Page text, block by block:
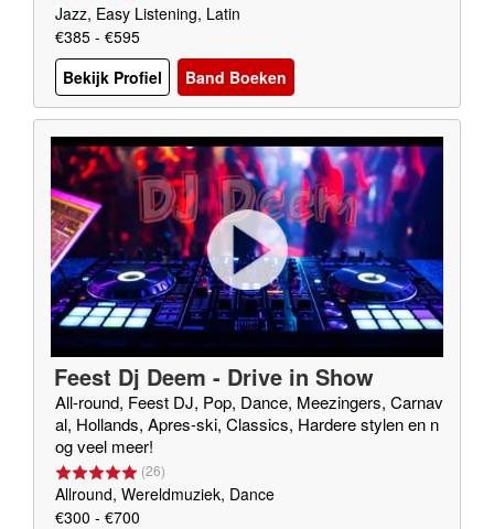
Jazz, Easy Listening, Latin
€385 - €595
Bekijk Profiel
Band Boeken
Feest Dj Deem - Drive in Show
All-round, Feest DJ, Pop, Dance, Meezingers, Carnav
al, Hollands, Apres-ski, Classics, Hardere stylen en n
og veel meer!
(26)
Allround, Wereldmuziek, Dance
€300 - €700